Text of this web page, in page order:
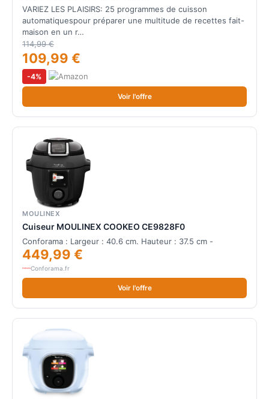
VARIEZ LES PLAISIRS: 25 programmes de cuisson
automatiquespour préparer une multitude de recettes fait-
maison en un r…
114,99 €
109,99 €
-4%
Voir l'offre
MOULINEX
Cuiseur MOULINEX COOKEO CE9828F0
Conforama : Largeur : 40.6 cm. Hauteur : 37.5 cm -
449,99 €
Conforama.fr
Voir l'offre